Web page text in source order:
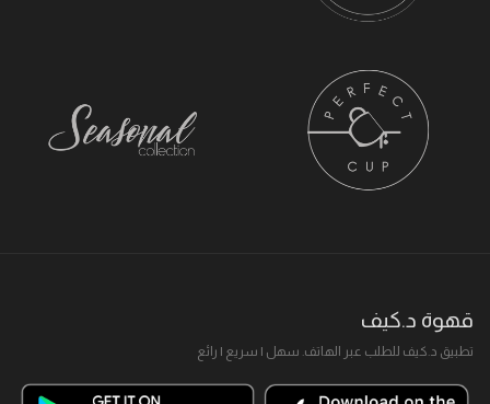
قهوة د.كيف
تطبيق د.كيف للطلب عبر الهاتف. سهل I سريع I رائع